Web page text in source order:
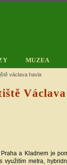
MUZEA
václava havla
a Kladnem je
metra,